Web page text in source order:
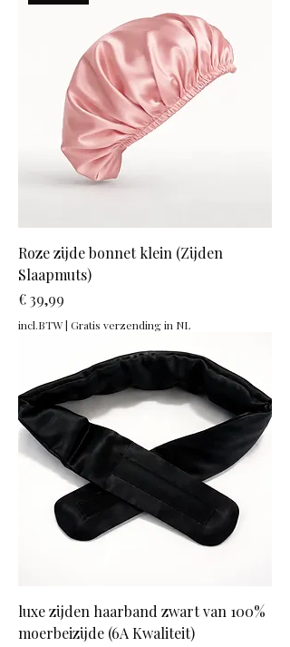
Roze zijde bonnet klein (Zijden
Slaapmuts)
Prijs
€ 39,99
incl.BTW| Gratis verzending in NL
luxe zijden haarband zwart van 100%
moerbeizijde (6A Kwaliteit)